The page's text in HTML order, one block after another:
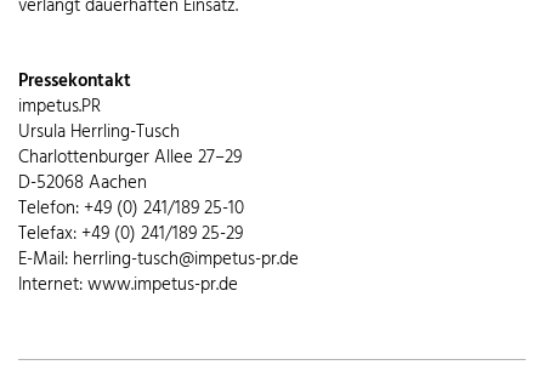
verlangt dauerhaften Einsatz.
Pressekontakt
impetus.PR
Ursula Herrling-Tusch
Charlottenburger Allee 27–29
D-52068 Aachen
Telefon: +49 (0) 241/189 25-10
Telefax: +49 (0) 241/189 25-29
E-Mail: herrling-tusch@impetus-pr.de
Internet: www.impetus-pr.de